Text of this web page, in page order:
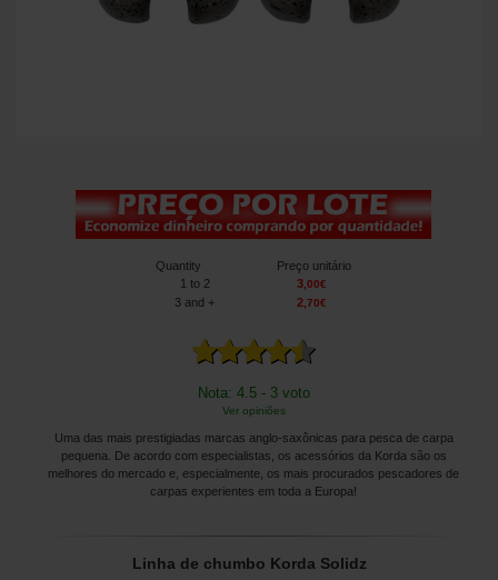
Quantity
Preço unitário
1 to 2 3 ,00€
3 and + 2 ,70€
Nota: 4.5 - 3 voto
Ver opiniões
Uma das mais prestigiadas marcas anglo-saxônicas para pesca de carpa
pequena. De acordo com especialistas, os acessórios da Korda são os
melhores do mercado e, especialmente, os mais procurados pescadores de
carpas experientes em toda a Europa!
Linha de chumbo Korda Solidz